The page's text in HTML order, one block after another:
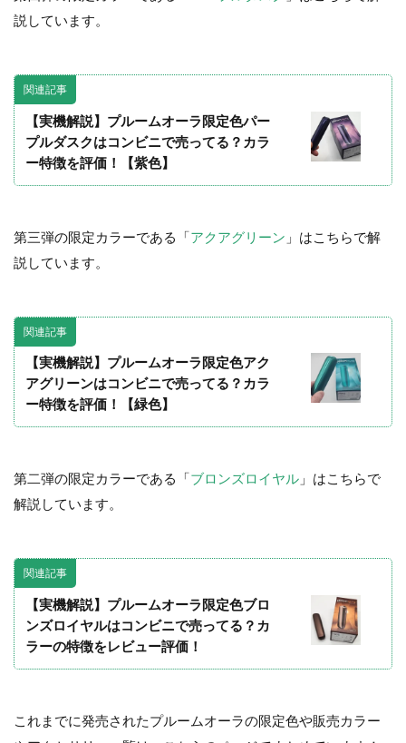
説しています。
関連記事
【実機解説】プルームオーラ限定色パー
プルダスクはコンビニで売ってる？カラ
ー特徴を評価！【紫色】
第三弾の限定カラーである「 アクアグリーン 」はこちらで解
説しています。
関連記事
【実機解説】プルームオーラ限定色アク
アグリーンはコンビニで売ってる？カラ
ー特徴を評価！【緑色】
第二弾の限定カラーである「 ブロンズロイヤル 」はこちらで
解説しています。
関連記事
【実機解説】プルームオーラ限定色ブロ
ンズロイヤルはコンビニで売ってる？カ
ラーの特徴をレビュー評価！
これまでに発売されたプルームオーラの限定色や販売カラー